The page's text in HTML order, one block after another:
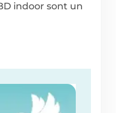
indoor sont un